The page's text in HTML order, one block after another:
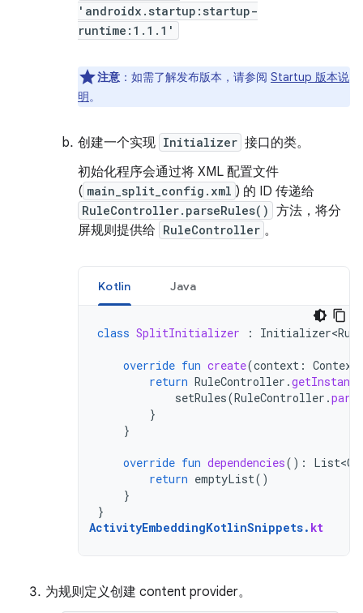
'androidx.startup:startup-
runtime:1.1.1'
注意 ：如需了解发布版本，请参阅 Startup 版本说
明。
创建一个实现 Initializer 接口的类。
初始化程序会通过将 XML 配置文件
( main_split_config.xml ) 的 ID 传递给
RuleController.parseRules() 方法，将分
屏规则提供给 RuleController 。
Kotlin Java
class SplitInitializer :
override fun create(context : Context
return RuleController .getInstance
setRules(RuleController .
}
}
override fun dependencies():
return emptyList()
}
}
ActivityEmbeddingKotlinSnippets. kt
为规则定义创建 content provider。